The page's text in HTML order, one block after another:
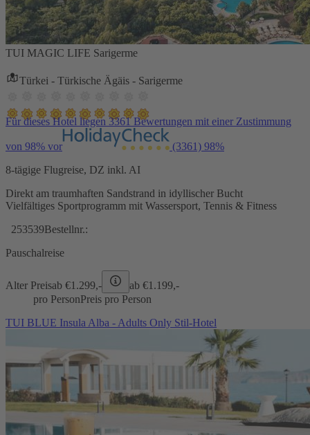
TUI MAGIC LIFE Sarigerme
Türkei - Türkische Ägäis - Sarigerme
Für dieses Hotel liegen 3361 Bewertungen mit einer Zustimmung
von 98% vor (3361) 98%
8-tägige Flugreise, DZ inkl. AI
Direkt am traumhaften Sandstrand in idyllischer Bucht
Vielfältiges Sportprogramm mit Wassersport, Tennis & Fitness
253539Bestellnr.:
Pauschalreise
Alter Preisab €1.299,- ab €1.199,-
pro PersonPreis pro Person
TUI BLUE Insula Alba - Adults Only Stil-Hotel